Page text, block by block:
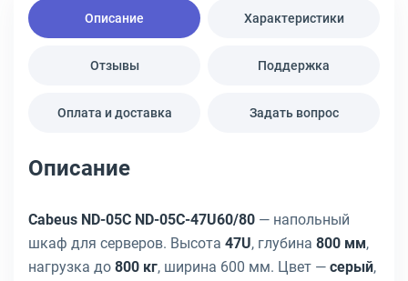
Описание Характеристики
Отзывы Поддержка
Оплата и доставка Задать вопрос
Описание
Cabeus ND-05C ND-05C-47U60/80 — напольный
шкаф для серверов. Высота 47U, глубина 800 мм,
нагрузка до 800 кг, ширина 600 мм. Цвет — серый,